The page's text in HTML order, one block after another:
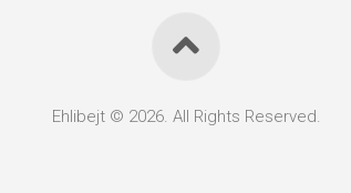
Ehlibejt © 2026. All Rights Reserved.